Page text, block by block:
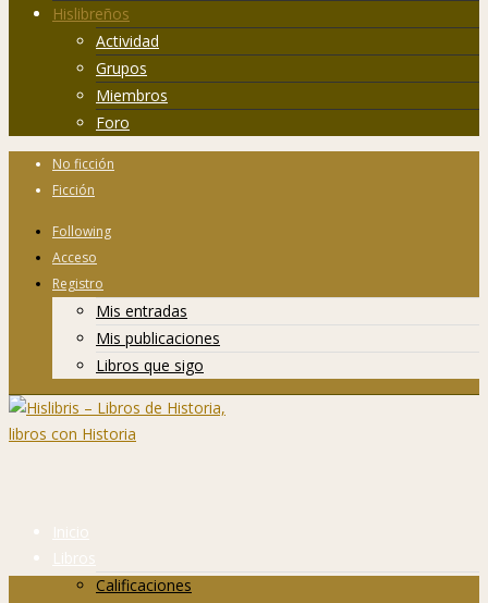
Hislibreños
Actividad
Grupos
Miembros
Foro
No ficción
Ficción
Following
Acceso
Registro
Mis entradas
Mis publicaciones
Libros que sigo
Inicio
Libros
Calificaciones